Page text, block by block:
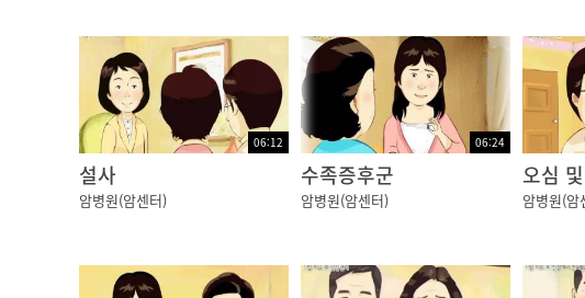
06:12
설사
암병원(암센터)
06:24
수족증후군
암병원(암센터)
오심
암병원(암